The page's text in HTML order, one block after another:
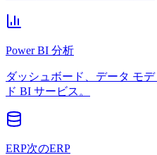
Power BI 分析
ダッシュボード、データ モ
ド BI サービス。
ERP次のERP